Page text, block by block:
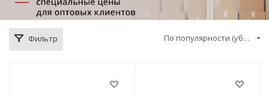
Фильтр По популярности (убывание)